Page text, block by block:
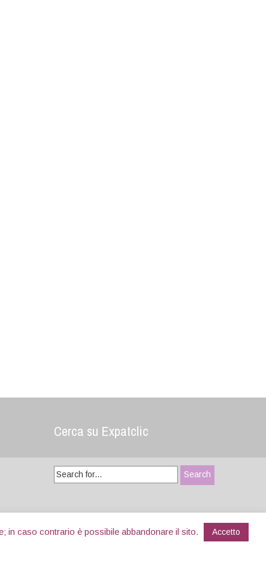
Cerca su Expatclic
Search
for:
in caso contrario è possibile abbandonare il sito. Accetto